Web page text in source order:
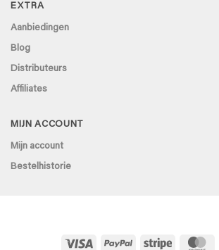
EXTRA
Aanbiedingen
Blog
Distributeurs
Affiliates
MIJN ACCOUNT
Mijn account
Bestelhistorie
Visa PayPal Stripe